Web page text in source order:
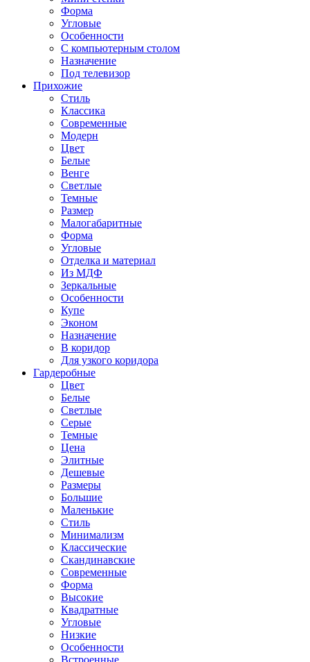
Форма
Угловые
Особенности
С компьютерным столом
Назначение
Под телевизор
Прихожие
Стиль
Классика
Современные
Модерн
Цвет
Белые
Венге
Светлые
Темные
Размер
Малогабаритные
Форма
Угловые
Отделка и материал
Из МДФ
Зеркальные
Особенности
Купе
Эконом
Назначение
В коридор
Для узкого коридора
Гардеробные
Цвет
Белые
Светлые
Серые
Темные
Цена
Элитные
Дешевые
Размеры
Большие
Маленькие
Стиль
Минимализм
Классические
Скандинавские
Современные
Форма
Высокие
Квадратные
Угловые
Низкие
Особенности
Встроенные